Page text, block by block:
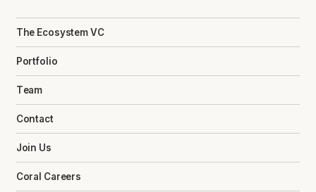
The Ecosystem VC
Portfolio
Team
Contact
Join Us
Coral Careers